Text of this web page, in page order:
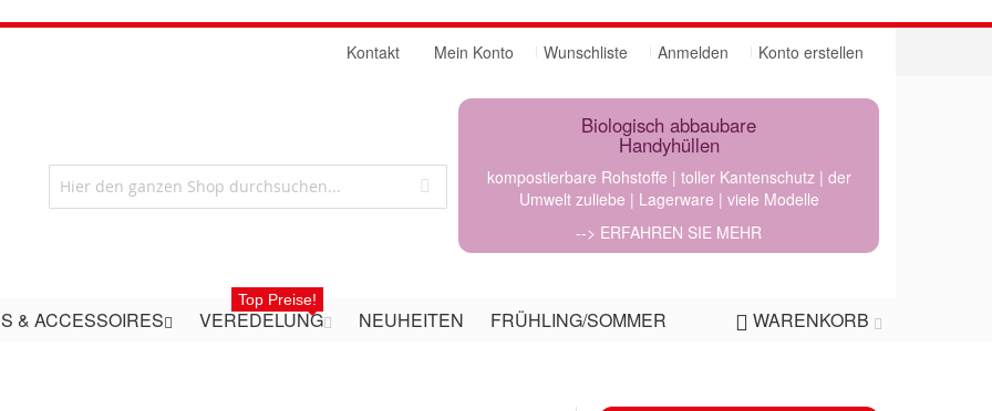
Mein Konto Wunschliste Anmelden Konto erstellen
Kontakt
Biologisch abbaubare
Handyhüllen
kompostierbare Rohstoffe | toller Kantenschutz | der
Umwelt zuliebe | Lagerware | viele Modelle
--> ERFAHREN SIE MEHR
WARENKORB
& ACCESSOIRES VEREDELUNG
Top Preise!
NEUHEITEN FRÜHLING/SOMMER